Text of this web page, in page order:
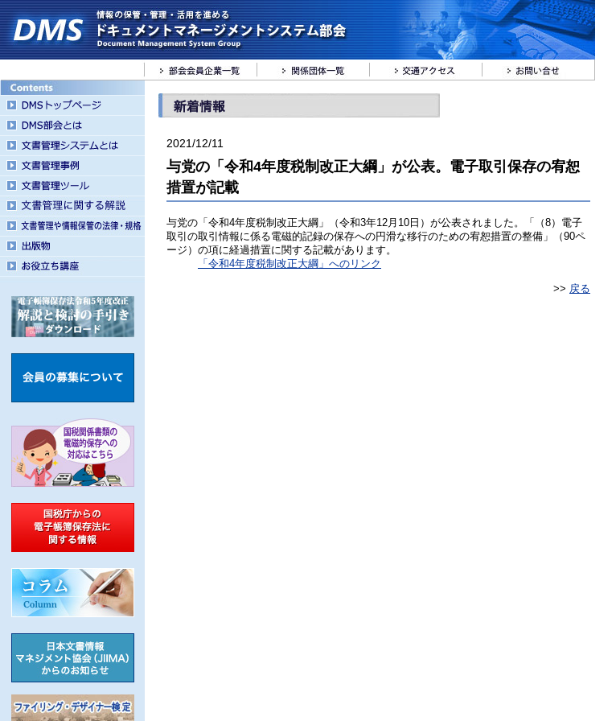
2021/12/11
与党の「令和4年度税制改正大綱」が公表。電子取引保存の宥恕
措置が記載
与党の「令和4年度税制改正大綱」（令和3年12月10日）が公表されました。「（8）電子
取引の取引情報に係る電磁的記録の保存への円滑な移行のための宥恕措置の整備」（90ペ
ージ）の項に経過措置に関する記載があります。
「令和4年度税制改正大綱」へのリンク
>> 戻る